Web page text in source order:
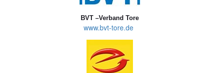
BVT –Verband Tore
www.bvt-tore.de